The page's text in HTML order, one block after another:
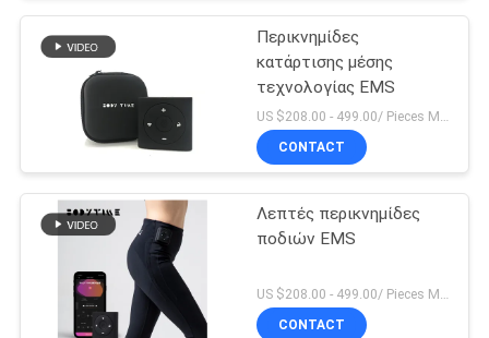
Περικνημίδες
κατάρτισης μέσης
τεχνολογίας EMS
US $208.00 - 499.00/ Pieces MOQ:1pieces
CONTACT
Λεπτές περικνημίδες
ποδιών EMS
US $208.00 - 499.00/ Pieces MOQ:1pieces
CONTACT